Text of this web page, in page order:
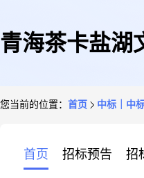
青海茶卡盐湖
您当前的位置： 首页 中标｜中
首页 招标预告 招